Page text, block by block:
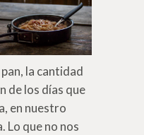
la cantidad
de los días que
en nuestro
Lo que no nos